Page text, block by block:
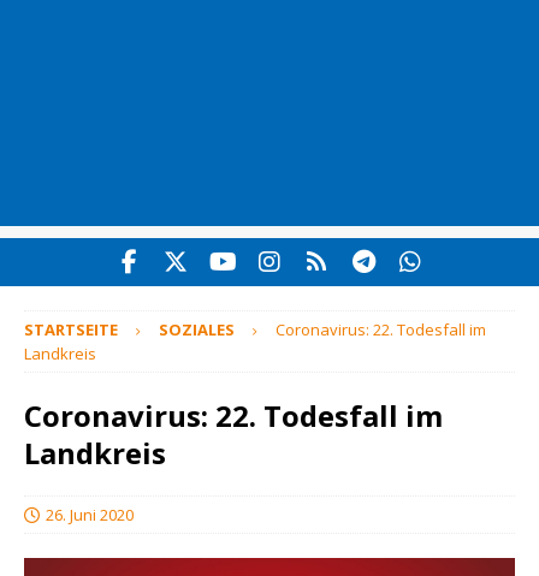
STARTSEITE SOZIALES
Coronavirus: 22. Todesfall im
Landkreis
Coronavirus: 22. Todesfall im
Landkreis
26. Juni 2020